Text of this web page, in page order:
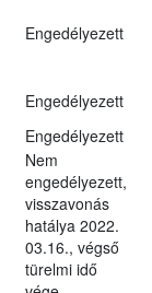
Engedélyezett
Engedélyezett
Engedélyezett
Nem
engedélyezett,
visszavonás
hatálya 2022.
03.16., végső
türelmi idő